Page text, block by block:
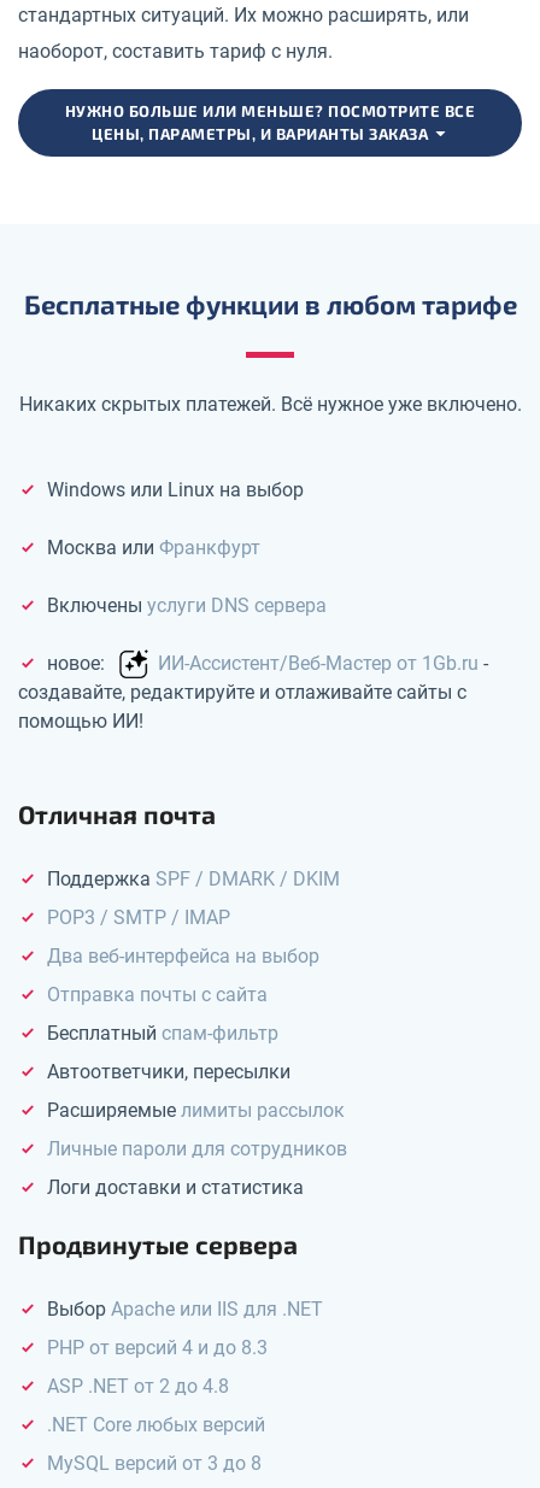
стандартных ситуаций. Их можно расширять, или
наоборот, составить тариф с нуля.
НУЖНО БОЛЬШЕ ИЛИ МЕНЬШЕ? ПОСМОТРИТЕ ВСЕ
ЦЕНЫ, ПАРАМЕТРЫ, И ВАРИАНТЫ ЗАКАЗА
Бесплатные функции в любом тарифе
Никаких скрытых платежей. Всё нужное уже включено.
Windows или Linux на выбор
Москва или Франкфурт
Включены услуги DNS сервера
новое: ИИ-Ассистент/Веб-Мастер от 1Gb.ru -
создавайте, редактируйте и отлаживайте сайты с
помощью ИИ!
Отличная почта
Поддержка SPF / DMARK / DKIM
POP3 / SMTP / IMAP
Два веб-интерфейса на выбор
Отправка почты с сайта
Бесплатный спам-фильтр
Автоответчики, пересылки
Расширяемые лимиты рассылок
Личные пароли для сотрудников
Логи доставки и статистика
Продвинутые сервера
Выбор Apache или IIS для .NET
PHP от версий 4 и до 8.3
ASP .NET от 2 до 4.8
.NET Core любых версий
MySQL версий от 3 до 8